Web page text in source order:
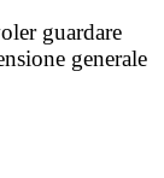
guardare
generale